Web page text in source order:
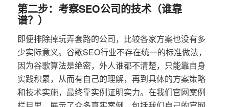
第二步：考察SEO公司的技术（谁靠
谱？）
即便排除掉玩弄套路的公司，比较各家方案也没有多
少实际意义。谷歌SEO行业不存在统一的标准做法，
因为谷歌算法是绝密，外人谁都不清楚，只能靠自身
实践积累，从而有自己的理解，再到具体的方案策略
和技术实施，最终靠实例证明实力。在我们官网案例